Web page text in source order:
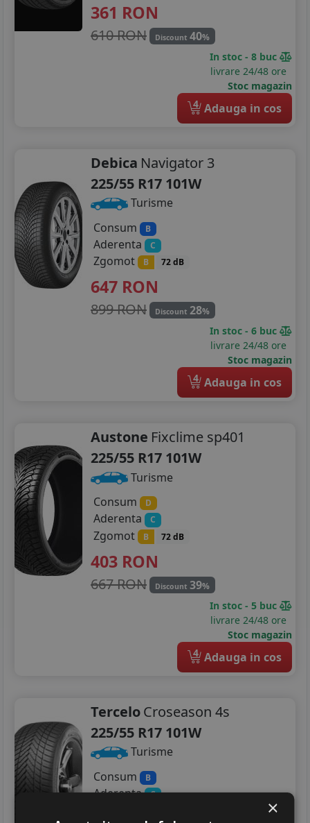
361 RON
610 RON Discount 40%
In stoc - 8 buc
livrare 24/48 ore
Stoc magazin
4 Adauga in cos
Debica Navigator 3
225/55 R17 101W
Turisme
Consum
B
Aderenta C
Zgomot B 72 dB
647 RON
899 RON Discount 28%
In stoc - 6 buc
livrare 24/48 ore
Stoc magazin
4 Adauga in cos
Austone Fixclime sp401
225/55 R17 101W
Turisme
Consum
D
Aderenta C
Zgomot B 72 dB
403 RON
667 RON Discount 39%
In stoc - 5 buc
livrare 24/48 ore
Stoc magazin
4 Adauga in cos
TerceloCroseason 4s
225/55 R17 101W
Turisme
Consum
B
Aderenta C
×